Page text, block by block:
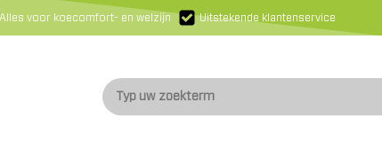
Alles voor koecomfort- en welzijn Uitstekende klantenservice